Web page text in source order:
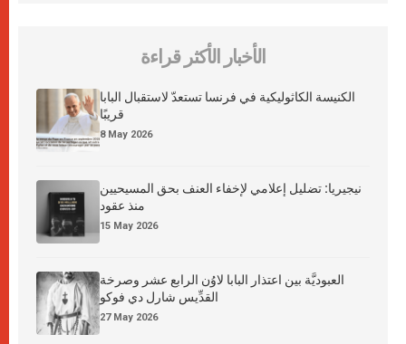
الأخبار الأكثر قراءة
الكنيسة الكاثوليكية في فرنسا تستعدّ لاستقبال البابا
قريبًا
8 May 2026
نيجيريا: تضليل إعلامي لإخفاء العنف بحق المسيحيين
منذ عقود
15 May 2026
العبوديَّة بين اعتذار البابا لاوُن الرابع عشر وصرخة
القدِّيس شارل دي فوكو
27 May 2026